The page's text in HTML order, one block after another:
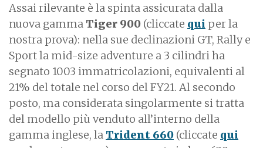
Assai rilevante è la spinta assicurata dalla
nuova gamma Tiger 900 (cliccate qui per la
nostra prova): nella sue declinazioni GT, Rally e
Sport la mid-size adventure a 3 cilindri ha
segnato 1003 immatricolazioni, equivalenti al
21% del totale nel corso del FY21. Al secondo
posto, ma considerata singolarmente si tratta
del modello più venduto all’interno della
gamma inglese, la Trident 660 (cliccate qui